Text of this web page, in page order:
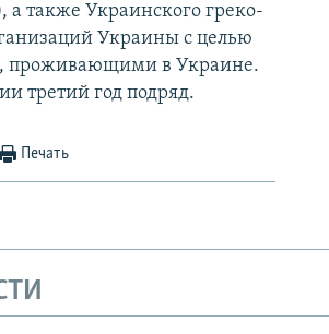
а также Украинского греко-
Украины с целью
проживающими в Украине.
третий год подряд.
Печать